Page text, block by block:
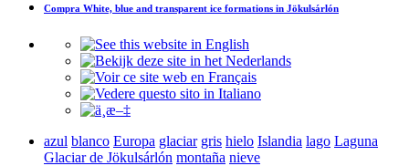
Compra White, blue and transparent ice formations in Jökulsárlón
azul blanco Europa glaciar gris hielo Islandia lago Laguna
Glaciar de Jökulsárlón montaña nieve